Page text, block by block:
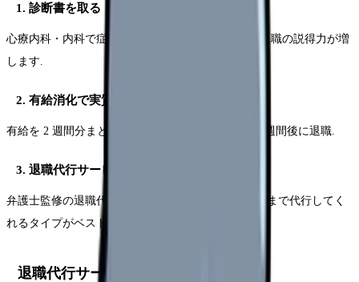
1. 診断書を取る
心療内科・内科で症状を診断. 診断書があれば即時退職の説得力が増
します.
2. 有給消化で実質即日
有給を 2 週間分まとめて申請 → 実質出勤不要 → 2 週間後に退職.
3. 退職代行サービス
弁護士監修の退職代行（3-5 万円）で即日連絡. 交渉まで代行してく
れるタイプがベスト.
退職代行サービスの選び方